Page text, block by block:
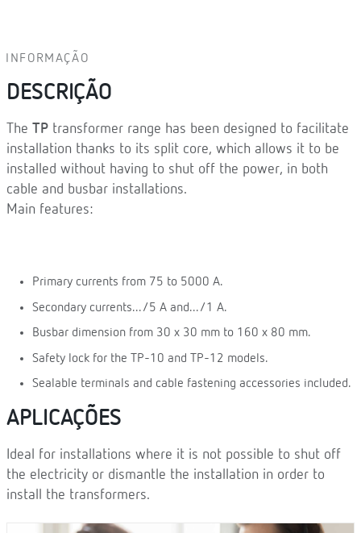
INFORMAÇÃO
DESCRIÇÃO
The TP transformer range has been designed to facilitate
installation thanks to its split core, which allows it to be
installed without having to shut off the power, in both
cable and busbar installations.
Main features:
Primary currents from 75 to 5000 A.
Secondary currents.../5 A and.../1 A.
Busbar dimension from 30 x 30 mm to 160 x 80 mm.
Safety lock for the TP-10 and TP-12 models.
Sealable terminals and cable fastening accessories included.
APLICAÇÕES
Ideal for installations where it is not possible to shut off
the electricity or dismantle the installation in order to
install the transformers.